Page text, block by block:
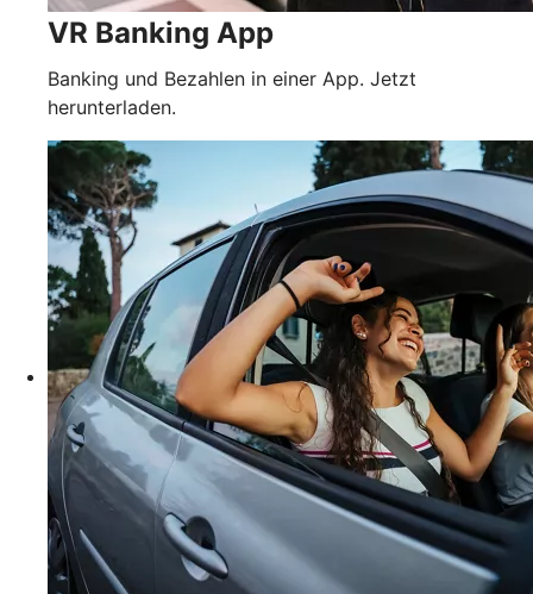
VR Banking App
Banking und Bezahlen in einer App. Jetzt
herunterladen.